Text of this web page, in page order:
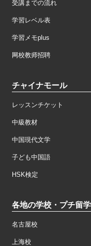
受講までの流れ
学習レベル表
学習メモplus
网校教师招聘
チャイナモール
レッスンチケット
中級教材
中国現代文学
子ども中国語
HSK検定
各地の学校・プチ留学
名古屋校
上海校